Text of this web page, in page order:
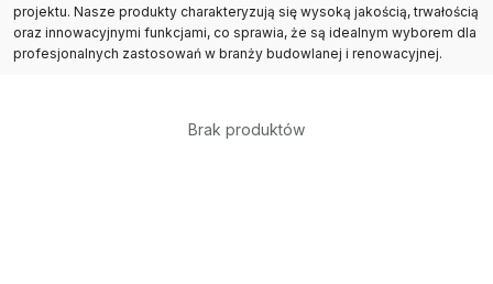
projektu. Nasze produkty charakteryzują się wysoką jakością, trwałością
oraz innowacyjnymi funkcjami, co sprawia, że są idealnym wyborem dla
profesjonalnych zastosowań w branży budowlanej i renowacyjnej.
Brak produktów